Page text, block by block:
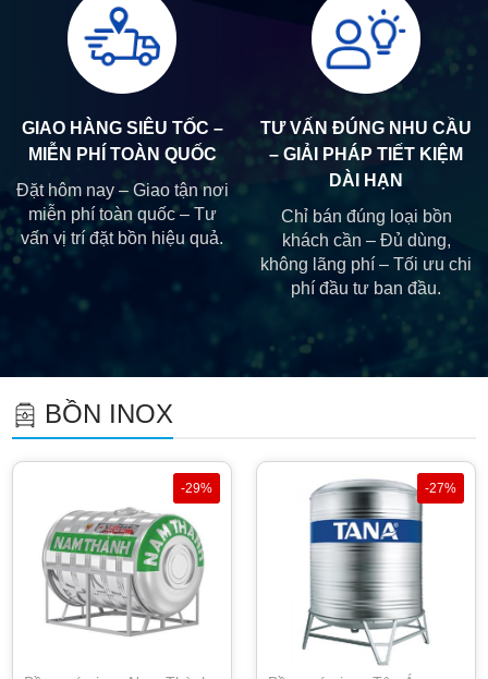
GIAO HÀNG SIÊU TỐC –
MIỄN PHÍ TOÀN QUỐC
Đặt hôm nay – Giao tận nơi
miễn phí toàn quốc – Tư
vấn vị trí đặt bồn hiệu quả.
TƯ VẤN ĐÚNG NHU CẦU
– GIẢI PHÁP TIẾT KIỆM
DÀI HẠN
Chỉ bán đúng loại bồn
khách cần – Đủ dùng,
không lãng phí – Tối ưu chi
phí đầu tư ban đầu.
BỒN INOX
-29% -27%